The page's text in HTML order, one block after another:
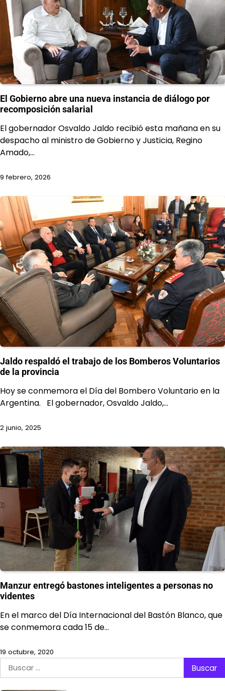
El Gobierno abre una nueva instancia de diálogo por
recomposición salarial
El gobernador Osvaldo Jaldo recibió esta mañana en su
despacho al ministro de Gobierno y Justicia, Regino
Amado,…
9 febrero, 2026
Jaldo respaldó el trabajo de los Bomberos Voluntarios
de la provincia
Hoy se conmemora el Día del Bombero Voluntario en la
Argentina. El gobernador, Osvaldo Jaldo,…
2 junio, 2025
Manzur entregó bastones inteligentes a personas no
videntes
En el marco del Día Internacional del Bastón Blanco, que
se conmemora cada 15 de…
19 octubre, 2020
Buscar: